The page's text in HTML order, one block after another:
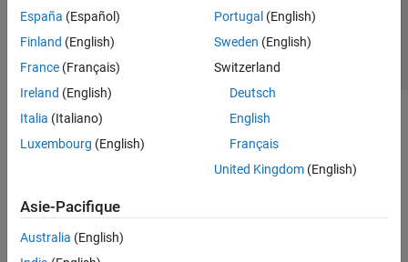
España (Español)
Finland (English)
France (Français)
Ireland (English)
Italia (Italiano)
Luxembourg (English)
Portugal (English)
Sweden (English)
Switzerland
Deutsch
English
Français
United Kingdom(English)
Asie-Pacifique
Australia (English)